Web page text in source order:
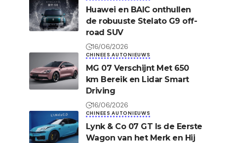
Huawei en BAIC onthullen
de robuuste Stelato G9 off-
road SUV
16/06/2026
CHINEES AUTONIEUWS
MG 07 Verschijnt Met 650
km Bereik en Lidar Smart
Driving
16/06/2026
CHINEES AUTONIEUWS
Lynk & Co 07 GT Is de Eerste
Wagon van het Merk en Hij